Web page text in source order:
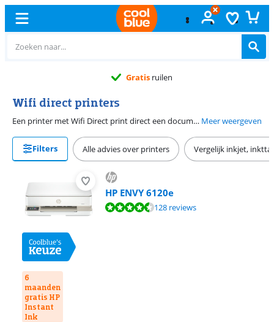
Gratis ruilen
Wifi direct printers
Een printer met Wifi Direct print direct een document vanaf jouw wifi apparaat, zoals je laptop, smartphone of tablet. Met Wifi Direct is het mogelijk om zonder modem en/of wachtwoord verbinding te maken tussen de printer en een apparaat wifi. Zo stuur je in een handomdraai een printopdracht naar de printer, zonder dat daar ingewikkelde stappen aan vooraf gaan. Printers met Wifi Direct zijn er in allerlei uitvoeringen en formaten. Kies voor een inkjet of een laserprinter, voor thuis of op kantoor. Er is keuze genoeg om de printer te vinden die het beste bij jou past. Meer weergeven
Filters Alle advies over printers Vergelijk inkjet,
6
maanden
gratis HP
Instant
Ink
HP ENVY 6120e
Beoordeling is 8,9 van de 10, gebaseerd op 128 reviews.
128 reviews